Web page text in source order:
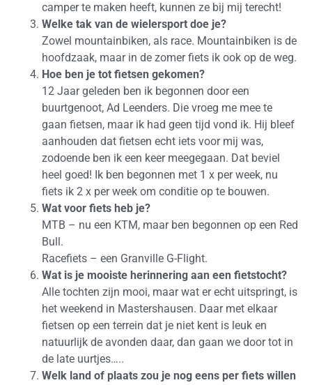
camper te maken heeft, kunnen ze bij mij terecht!
Welke tak van de wielersport doe je?
Zowel mountainbiken, als race. Mountainbiken is de
hoofdzaak, maar in de zomer fiets ik ook op de weg.
Hoe ben je tot fietsen gekomen?
12 Jaar geleden ben ik begonnen door een
buurtgenoot, Ad Leenders. Die vroeg me mee te
gaan fietsen, maar ik had geen tijd vond ik. Hij bleef
aanhouden dat fietsen echt iets voor mij was,
zodoende ben ik een keer meegegaan. Dat beviel
heel goed! Ik ben begonnen met 1 x per week, nu
fiets ik 2 x per week om conditie op te bouwen.
Wat voor fiets heb je?
MTB – nu een KTM, maar ben begonnen op een Red
Bull.
Racefiets – een Granville G-Flight.
Wat is je mooiste herinnering aan een fietstocht?
Alle tochten zijn mooi, maar wat er echt uitspringt, is
het weekend in Mastershausen. Daar met elkaar
fietsen op een terrein dat je niet kent is leuk en
natuurlijk de avonden daar, dan gaan we door tot in
de late uurtjes…..
Welk land of plaats zou je nog eens per fiets willen